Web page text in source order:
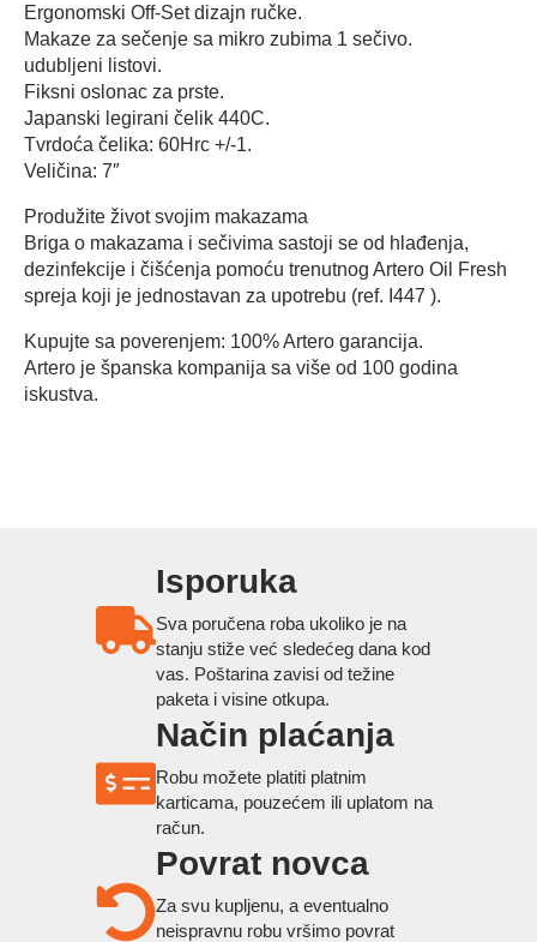
Ergonomski Off-Set dizajn ručke.
Makaze za sečenje sa mikro zubima 1 sečivo.
udubljeni listovi.
Fiksni oslonac za prste.
Japanski legirani čelik 440C.
Tvrdoća čelika: 60Hrc +/-1.
Veličina: 7″
Produžite život svojim makazama
Briga o makazama i sečivima sastoji se od hlađenja,
dezinfekcije i čišćenja pomoću trenutnog Artero Oil Fresh
spreja koji je jednostavan za upotrebu (ref. I447 ).
Kupujte sa poverenjem: 100% Artero garancija.
Artero je španska kompanija sa više od 100 godina
iskustva.
Isporuka
Sva poručena roba ukoliko je na
stanju stiže već sledećeg dana kod
vas. Poštarina zavisi od težine
paketa i visine otkupa.
Način plaćanja
Robu možete platiti platnim
karticama, pouzećem ili uplatom na
račun.
Povrat novca
Za svu kupljenu, a eventualno
neispravnu robu vršimo povrat